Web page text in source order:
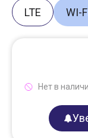
LTE WI-
Нет в